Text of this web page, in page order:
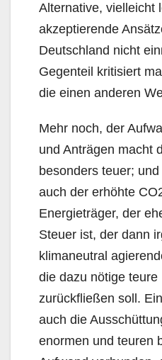
Alternative, vielleicht
akzeptierende
Deutschland nicht
Gegenteil kritisiert
die einen anderen
Mehr noch, der
und Anträgen macht
besonders teuer; und
auch der erhöhte
Energieträger, der
Steuer ist, der dann
klimaneutral
die dazu nötige teure
zurückfließen soll.
auch die
enormen und teuren